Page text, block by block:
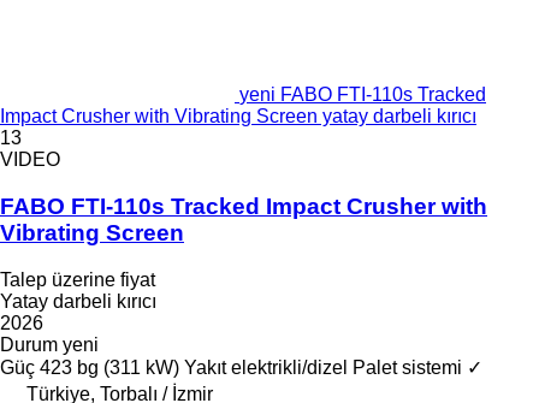
yeni FABO FTI-110s Tracked
Impact Crusher with Vibrating Screen yatay darbeli kırıcı
13
VIDEO
FABO FTI-110s Tracked Impact Crusher with
Vibrating Screen
Talep üzerine fiyat
Yatay darbeli kırıcı
2026
Durum yeni
Güç 423 bg (311 kW) Yakıt elektrikli/dizel Palet sistemi ✓
Türkiye, Torbalı / İzmir